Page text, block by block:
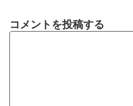
コメントを投稿する